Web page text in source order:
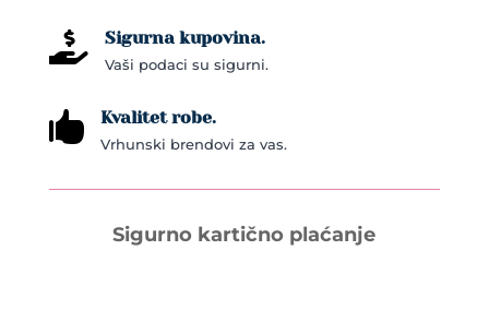
 Sigurna kupovina.
Vaši podaci su sigurni.
 Kvalitet robe.
Vrhunski brendovi za vas.
Sigurno kartično plaćanje